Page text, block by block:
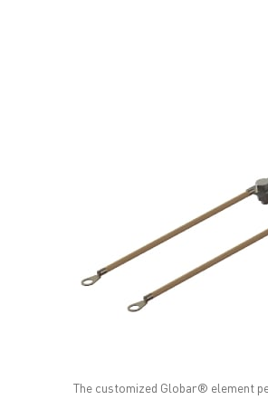
The customized Globar® element